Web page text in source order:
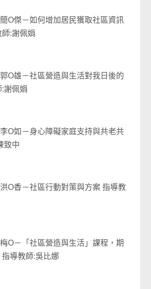
簡O傑－如何增加居民獲取社區資訊
:謝佩娟
郭O雄－社區營造與生活對我日後的
謝佩娟
李O如－身心障礙家庭支持與共老共
致中
洪O香－社區行動對策與方案 指導教
梅O－「社區營造與生活」課程，期
導教師:吳比娜